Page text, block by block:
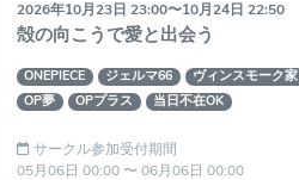
2026年10月23日 23:00〜10月24日 22:50
殻の向こうで愛と出会う
ONEPIECE ジェルマ66
ヴィンスモーク家
OP夢
OPプラス 当日不在OK
サークル参加受付期間
05月06日 00:00 〜 06月06日 00:00